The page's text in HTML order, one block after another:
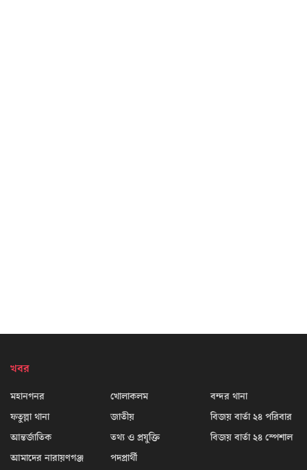
খবর
মহানগনর
ফতুল্লা থানা
আন্তর্জাতিক
আমাদের নারায়ণগঞ্জ
খোলাকলম
জাতীয়
তথ্য ও প্রযুক্তি
পদপ্রার্থী
বন্দর থানা
বিজয় বার্তা ২৪ পরিবার
বিজয় বার্তা ২৪ স্পেশাল